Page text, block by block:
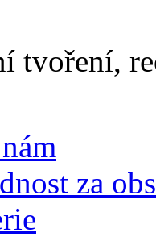
tvoření,
za